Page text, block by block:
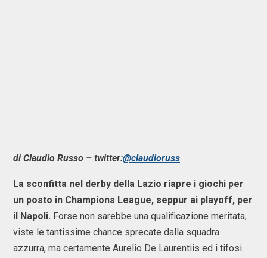
di Claudio Russo – twitter:@claudioruss
La sconfitta nel derby della Lazio riapre i giochi per
un posto in Champions League, seppur ai playoff, per
il Napoli. Forse non sarebbe una qualificazione meritata,
viste le tantissime chance sprecate dalla squadra
azzurra, ma certamente Aurelio De Laurentiis ed i tifosi